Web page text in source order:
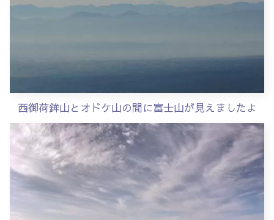
西御荷鉾山とオドケ山の間に富士山が見えましたよ